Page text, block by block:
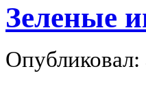
Зеленые
Опубликовал: